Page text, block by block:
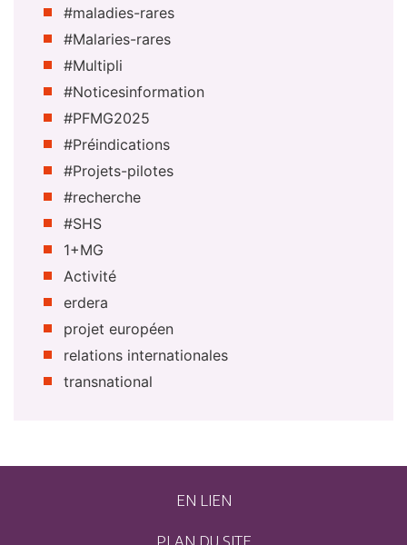
#maladies-rares
#Malaries-rares
#Multipli
#Noticesinformation
#PFMG2025
#Préindications
#Projets-pilotes
#recherche
#SHS
1+MG
Activité
erdera
projet européen
relations internationales
transnational
EN LIEN
PLAN DU SITE